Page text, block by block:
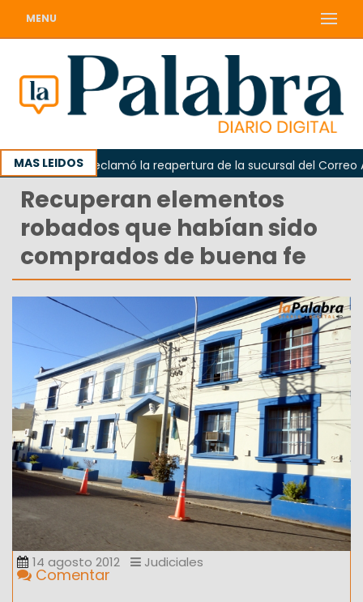
MENU
MAS LEIDOS
Odarda reclamó la reapertura de la sucursal del Correo
Recuperan elementos
robados que habían sido
comprados de buena fe
14 agosto 2012 Judiciales
Comentar